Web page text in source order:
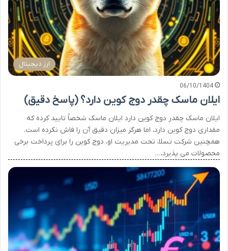
ارز دیجیتال
06/10/1404
ایلان ماسک چقدر دوج کوین دارد؟ (پاسخ دقیق)
ایلان ماسک چقدر دوج کوین دارد ایلان ماسک شخصاً تایید کرده که
مقداری دوج کوین دارد، اما هرگز میزان دقیق آن را فاش نکرده است.
همچنین شرکت تسلا، تحت مدیریت او، دوج کوین را برای پرداخت برخی
محصولات می پذیرد،…